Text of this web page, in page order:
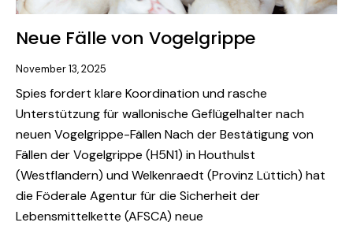
Neue Fälle von Vogelgrippe
November 13, 2025
Spies fordert klare Koordination und rasche
Unterstützung für wallonische Geflügelhalter nach
neuen Vogelgrippe-Fällen Nach der Bestätigung von
Fällen der Vogelgrippe (H5N1) in Houthulst
(Westflandern) und Welkenraedt (Provinz Lüttich) hat
die Föderale Agentur für die Sicherheit der
Lebensmittelkette (AFSCA) neue